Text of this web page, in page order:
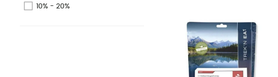
10% - 20%